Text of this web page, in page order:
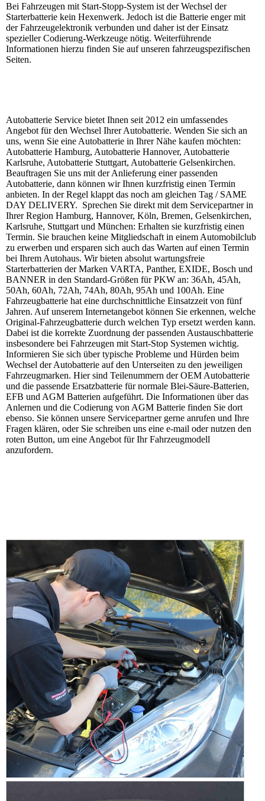
Bei Fahrzeugen mit Start-Stopp-System ist der Wechsel der
Starterbatterie kein Hexenwerk. Jedoch ist die Batterie enger mit
der Fahrzeugelektronik verbunden und daher ist der Einsatz
spezieller Codierung-Werkzeuge nötig. Weiterführende
Informationen hierzu finden Sie auf unseren fahrzeugspezifischen
Seiten.
Autobatterie Service bietet Ihnen seit 2012 ein umfassendes
Angebot für den Wechsel Ihrer Autobatterie. Wenden Sie sich an
uns, wenn Sie eine Autobatterie in Ihrer Nähe kaufen möchten:
Autobatterie Hamburg, Autobatterie Hannover, Autobatterie
Karlsruhe, Autobatterie Stuttgart, Autobatterie Gelsenkirchen.
Beauftragen Sie uns mit der Anlieferung einer passenden
Autobatterie, dann können wir Ihnen kurzfristig einen Termin
anbieten. In der Regel klappt das noch am gleichen Tag / SAME
DAY DELIVERY. Sprechen Sie direkt mit dem Servicepartner in
Ihrer Region Hamburg, Hannover, Köln, Bremen, Gelsenkirchen,
Karlsruhe, Stuttgart und München: Erhalten sie kurzfristig einen
Termin. Sie brauchen keine Mitgliedschaft in einem Automobilclub
zu erwerben und ersparen sich auch das Warten auf einen Termin
bei Ihrem Autohaus. Wir bieten absolut wartungsfreie
Starterbatterien der Marken VARTA, Panther, EXIDE, Bosch und
BANNER in den Standard-Größen für PKW an: 36Ah, 45Ah,
50Ah, 60Ah, 72Ah, 74Ah, 80Ah, 95Ah und 100Ah. Eine
Fahrzeugbatterie hat eine durchschnittliche Einsatzzeit von fünf
Jahren. Auf unserem Internetangebot können Sie erkennen, welche
Original-Fahrzeugbatterie durch welchen Typ ersetzt werden kann.
Dabei ist die korrekte Zuordnung der passenden Austauschbatterie
insbesondere bei Fahrzeugen mit Start-Stop Systemen wichtig.
Informieren Sie sich über typische Probleme und Hürden beim
Wechsel der Autobatterie auf den Unterseiten zu den jeweiligen
Fahrzeugmarken. Hier sind Teilenummern der OEM Autobatterie
und die passende Ersatzbatterie für normale Blei-Säure-Batterien,
EFB und AGM Batterien aufgeführt. Die Informationen über das
Anlernen und die Codierung von AGM Batterie finden Sie dort
ebenso. Sie können unsere Servicepartner gerne anrufen und Ihre
Fragen klären, oder Sie schreiben uns eine e-mail oder nutzen den
roten Button, um eine Angebot für Ihr Fahrzeugmodell
anzufordern.